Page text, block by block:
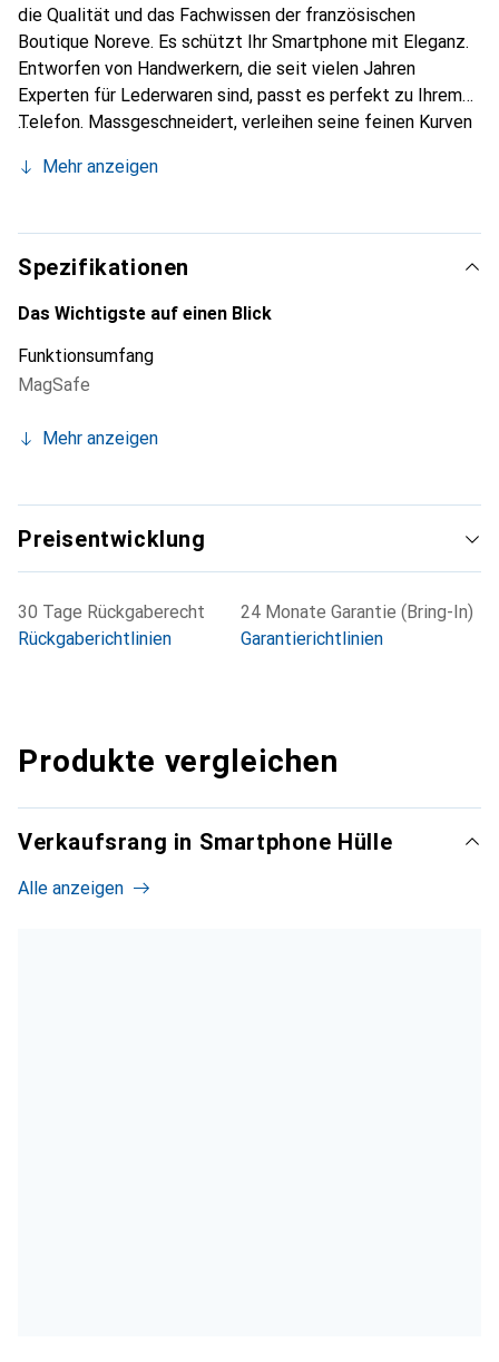
die Qualität und das Fachwissen der französischen
Boutique Noreve. Es schützt Ihr Smartphone mit Eleganz.
Entworfen von Handwerkern, die seit vielen Jahren
Experten für Lederwaren sind, passt es perfekt zu Ihrem
Telefon. Massgeschneidert, verleihen seine feinen Kurven
unverzichtbaren Accessoire Ihres Smartphones.
die Marke Noreve eine sichere Wahl für eine
anspruchsvolle Kundschaft.
Mehr anzeigen
Spezifikationen
Das Wichtigste auf einen Blick
Funktionsumfang
MagSafe
Mehr anzeigen
Preisentwicklung
30 Tage Rückgaberecht
Rückgaberichtlinien
24 Monate Garantie (Bring-In)
Garantierichtlinien
Produkte vergleichen
Verkaufsrang in Smartphone Hülle
Alle anzeigen